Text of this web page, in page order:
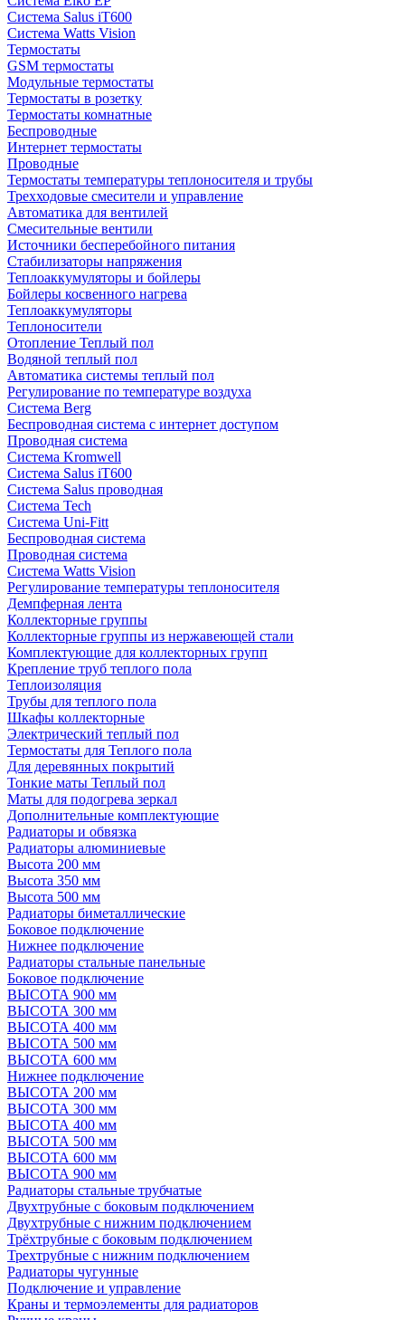
Система Salus iT600
Система Watts Vision
Термостаты
GSM термостаты
Модульные термостаты
Термостаты в розетку
Термостаты комнатные
Беспроводные
Интернет термостаты
Проводные
Термостаты температуры теплоносителя и трубы
Трехходовые смесители и управление
Автоматика для вентилей
Смесительные вентили
Источники бесперебойного питания
Стабилизаторы напряжения
Теплоаккумуляторы и бойлеры
Бойлеры косвенного нагрева
Теплоаккумуляторы
Теплоносители
Отопление Теплый пол
Водяной теплый пол
Автоматика системы теплый пол
Регулирование по температуре воздуха
Система Berg
Беспроводная система с интернет доступом
Проводная система
Система Kromwell
Система Salus iT600
Система Salus проводная
Система Tech
Система Uni-Fitt
Беспроводная система
Проводная система
Система Watts Vision
Регулирование температуры теплоносителя
Демпферная лента
Коллекторные группы
Коллекторные группы из нержавеющей стали
Комплектующие для коллекторных групп
Крепление труб теплого пола
Теплоизоляция
Трубы для теплого пола
Шкафы коллекторные
Электрический теплый пол
Термостаты для Теплого пола
Для деревянных покрытий
Тонкие маты Теплый пол
Маты для подогрева зеркал
Дополнительные комплектующие
Радиаторы и обвязка
Радиаторы алюминиевые
Высота 200 мм
Высота 350 мм
Высота 500 мм
Радиаторы биметаллические
Боковое подключение
Нижнее подключение
Радиаторы стальные панельные
Боковое подключение
ВЫСОТА 900 мм
ВЫСОТА 300 мм
ВЫСОТА 400 мм
ВЫСОТА 500 мм
ВЫСОТА 600 мм
Нижнее подключение
ВЫСОТА 200 мм
ВЫСОТА 300 мм
ВЫСОТА 400 мм
ВЫСОТА 500 мм
ВЫСОТА 600 мм
ВЫСОТА 900 мм
Радиаторы стальные трубчатые
Двухтрубные с боковым подключением
Двухтрубные с нижним подключением
Трёхтрубные с боковым подключением
Трехтрубные с нижним подключением
Радиаторы чугунные
Подключение и управление
Краны и термоэлементы для радиаторов